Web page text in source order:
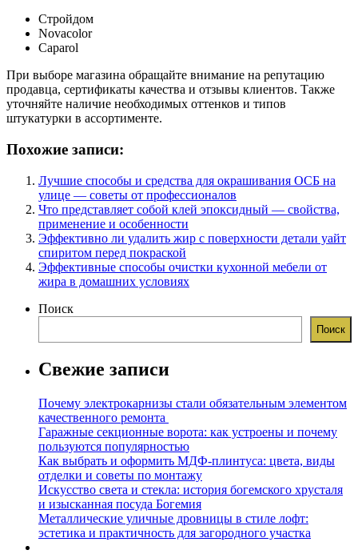
Стройдом
Novacolor
Caparol
При выборе магазина обращайте внимание на репутацию
продавца, сертификаты качества и отзывы клиентов. Также
уточняйте наличие необходимых оттенков и типов
штукатурки в ассортименте.
Похожие записи:
Лучшие способы и средства для окрашивания ОСБ на
улице — советы от профессионалов
Что представляет собой клей эпоксидный — свойства,
применение и особенности
Эффективно ли удалить жир с поверхности детали уайт
спиритом перед покраской
Эффективные способы очистки кухонной мебели от
жира в домашних условиях
Поиск
Поиск
Свежие записи
Почему электрокарнизы стали обязательным элементом
качественного ремонта
Гаражные секционные ворота: как устроены и почему
пользуются популярностью
Как выбрать и оформить МДФ-плинтуса: цвета, виды
отделки и советы по монтажу
Искусство света и стекла: история богемского хрусталя
и изысканная посуда Богемия
Металлические уличные дровницы в стиле лофт:
эстетика и практичность для загородного участка